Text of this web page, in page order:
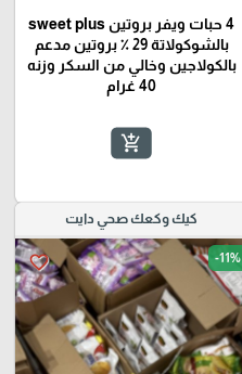
4 حبات ويفر بروتين sweet plus
بالشوكولاتة 29 ٪؜ بروتين مدعم
بالكولاجين وخالي من السكر وزنه
40 غرام
add_shopping_cart
كيك وكعك صحي دايت
favorite_border -11%